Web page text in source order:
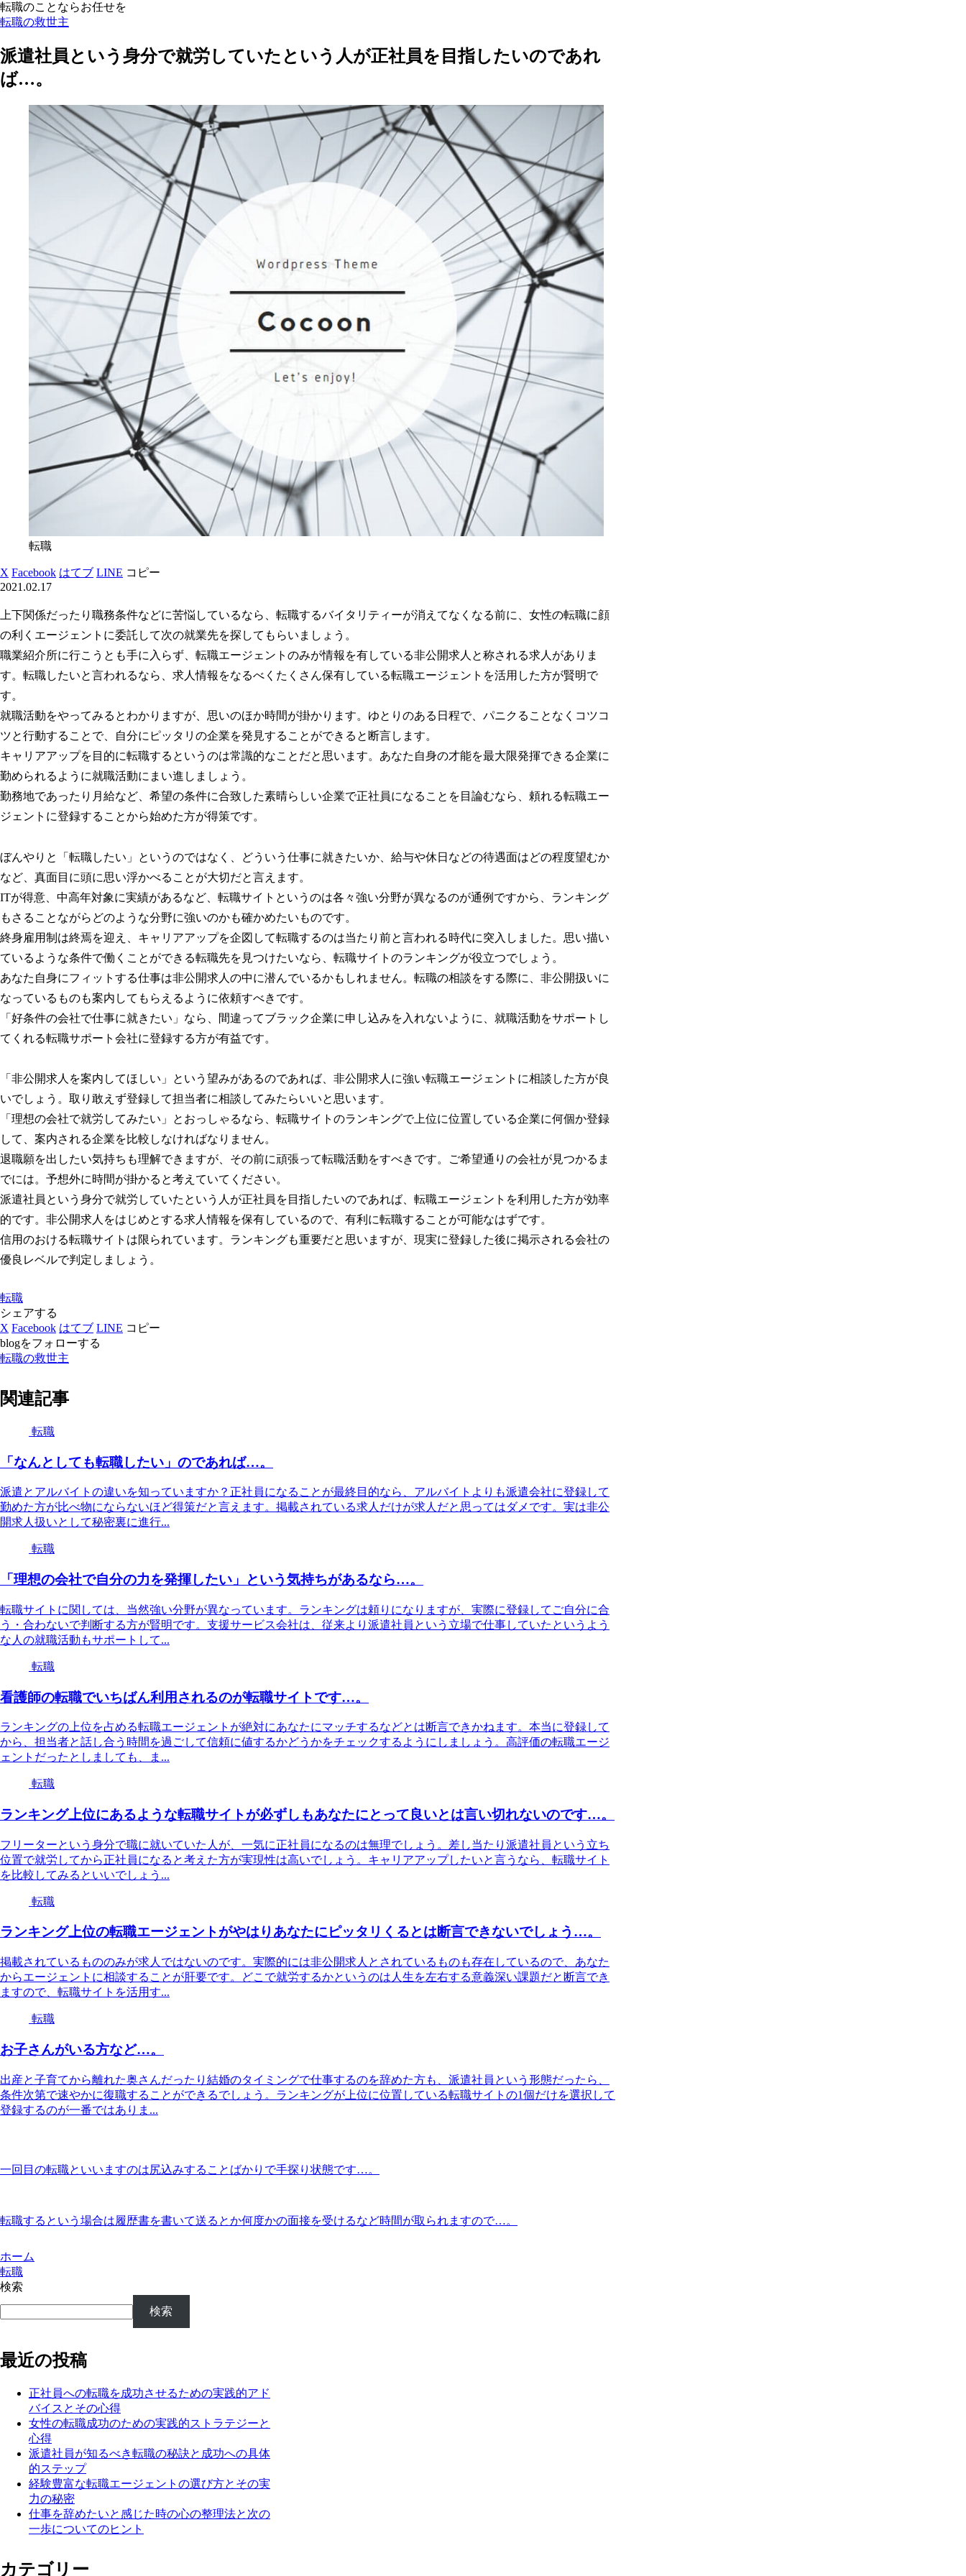
転職のことならお任せを
転職の救世主
派遣社員という身分で就労していたという人が正社員を目指したいのであれ
ば…。
転職
X Facebook はてブ LINE コピー
2021.02.17
上下関係だったり職務条件などに苦悩しているなら、転職するバイタリティーが消えてなくなる前に、女性の転職に顔
の利くエージェントに委託して次の就業先を探してもらいましょう。
職業紹介所に行こうとも手に入らず、転職エージェントのみが情報を有している非公開求人と称される求人がありま
す。転職したいと言われるなら、求人情報をなるべくたくさん保有している転職エージェントを活用した方が賢明で
す。
就職活動をやってみるとわかりますが、思いのほか時間が掛かります。ゆとりのある日程で、パニクることなくコツコ
ツと行動することで、自分にピッタリの企業を発見することができると断言します。
キャリアアップを目的に転職するというのは常識的なことだと思います。あなた自身の才能を最大限発揮できる企業に
勤められるように就職活動にまい進しましょう。
勤務地であったり月給など、希望の条件に合致した素晴らしい企業で正社員になることを目論むなら、頼れる転職エー
ジェントに登録することから始めた方が得策です。
ぼんやりと「転職したい」というのではなく、どういう仕事に就きたいか、給与や休日などの待遇面はどの程度望むか
など、真面目に頭に思い浮かべることが大切だと言えます。
ITが得意、中高年対象に実績があるなど、転職サイトというのは各々強い分野が異なるのが通例ですから、ランキング
もさることながらどのような分野に強いのかも確かめたいものです。
終身雇用制は終焉を迎え、キャリアアップを企図して転職するのは当たり前と言われる時代に突入しました。思い描い
ているような条件で働くことができる転職先を見つけたいなら、転職サイトのランキングが役立つでしょう。
あなた自身にフィットする仕事は非公開求人の中に潜んでいるかもしれません。転職の相談をする際に、非公開扱いに
なっているものも案内してもらえるように依頼すべきです。
「好条件の会社で仕事に就きたい」なら、間違ってブラック企業に申し込みを入れないように、就職活動をサポートし
てくれる転職サポート会社に登録する方が有益です。
「非公開求人を案内してほしい」という望みがあるのであれば、非公開求人に強い転職エージェントに相談した方が良
いでしょう。取り敢えず登録して担当者に相談してみたらいいと思います。
「理想の会社で就労してみたい」とおっしゃるなら、転職サイトのランキングで上位に位置している企業に何個か登録
して、案内される企業を比較しなければなりません。
退職願を出したい気持ちも理解できますが、その前に頑張って転職活動をすべきです。ご希望通りの会社が見つかるま
でには。予想外に時間が掛かると考えていてください。
派遣社員という身分で就労していたという人が正社員を目指したいのであれば、転職エージェントを利用した方が効率
的です。非公開求人をはじめとする求人情報を保有しているので、有利に転職することが可能なはずです。
信用のおける転職サイトは限られています。ランキングも重要だと思いますが、現実に登録した後に掲示される会社の
優良レベルで判定しましょう。
転職
シェアする
X Facebook はてブ LINE コピー
blogをフォローする
転職の救世主
関連記事
転職
「なんとしても転職したい」のであれば…。
派遣とアルバイトの違いを知っていますか？正社員になることが最終目的なら、アルバイトよりも派遣会社に登録して
勤めた方が比べ物にならないほど得策だと言えます。掲載されている求人だけが求人だと思ってはダメです。実は非公
開求人扱いとして秘密裏に進行...
転職
「理想の会社で自分の力を発揮したい」という気持ちがあるなら…。
転職サイトに関しては、当然強い分野が異なっています。ランキングは頼りになりますが、実際に登録してご自分に合
う・合わないで判断する方が賢明です。支援サービス会社は、従来より派遣社員という立場で仕事していたというよう
な人の就職活動もサポートして...
転職
看護師の転職でいちばん利用されるのが転職サイトです…。
ランキングの上位を占める転職エージェントが絶対にあなたにマッチするなどとは断言できかねます。本当に登録して
から、担当者と話し合う時間を過ごして信頼に値するかどうかをチェックするようにしましょう。高評価の転職エージ
ェントだったとしましても、ま...
転職
ランキング上位にあるような転職サイトが必ずしもあなたにとって良いとは言い切れないのです…。
フリーターという身分で職に就いていた人が、一気に正社員になるのは無理でしょう。差し当たり派遣社員という立ち
位置で就労してから正社員になると考えた方が実現性は高いでしょう。キャリアアップしたいと言うなら、転職サイト
を比較してみるといいでしょう...
転職
ランキング上位の転職エージェントがやはりあなたにピッタリくるとは断言できないでしょう…。
掲載されているもののみが求人ではないのです。実際的には非公開求人とされているものも存在しているので、あなた
からエージェントに相談することが肝要です。どこで就労するかというのは人生を左右する意義深い課題だと断言でき
ますので、転職サイトを活用す...
転職
お子さんがいる方など…。
出産と子育てから離れた奥さんだったり結婚のタイミングで仕事するのを辞めた方も、派遣社員という形態だったら、
条件次第で速やかに復職することができるでしょう。ランキングが上位に位置している転職サイトの1個だけを選択して
登録するのが一番ではありま...
一回目の転職といいますのは尻込みすることばかりで手探り状態です…。
転職するという場合は履歴書を書いて送るとか何度かの面接を受けるなど時間が取られますので…。
ホーム
転職
検索
検索
最近の投稿
正社員への転職を成功させるための実践的アド
バイスとその心得
女性の転職成功のための実践的ストラテジーと
心得
派遣社員が知るべき転職の秘訣と成功への具体
的ステップ
経験豊富な転職エージェントの選び方とその実
力の秘密
仕事を辞めたいと感じた時の心の整理法と次の
一歩についてのヒント
カテゴリー